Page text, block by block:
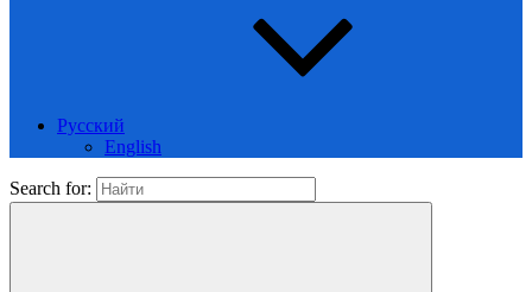
Русский
English
Search for: